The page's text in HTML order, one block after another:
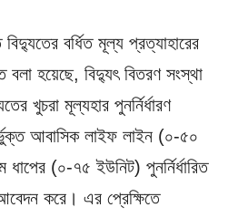
বর্ধিত মূল্য প্রত্যাহারের
বলা হয়েছে, বিদ্যুৎ বিতরণ সংস্থা
খুচরা মূল্যহার পুনর্নির্ধারণ
আবাসিক লাইফ লাইন (০-৫০
(০-৭৫ ইউনিট) পুনর্নির্ধারিত
করে। এর প্রেক্ষিতে